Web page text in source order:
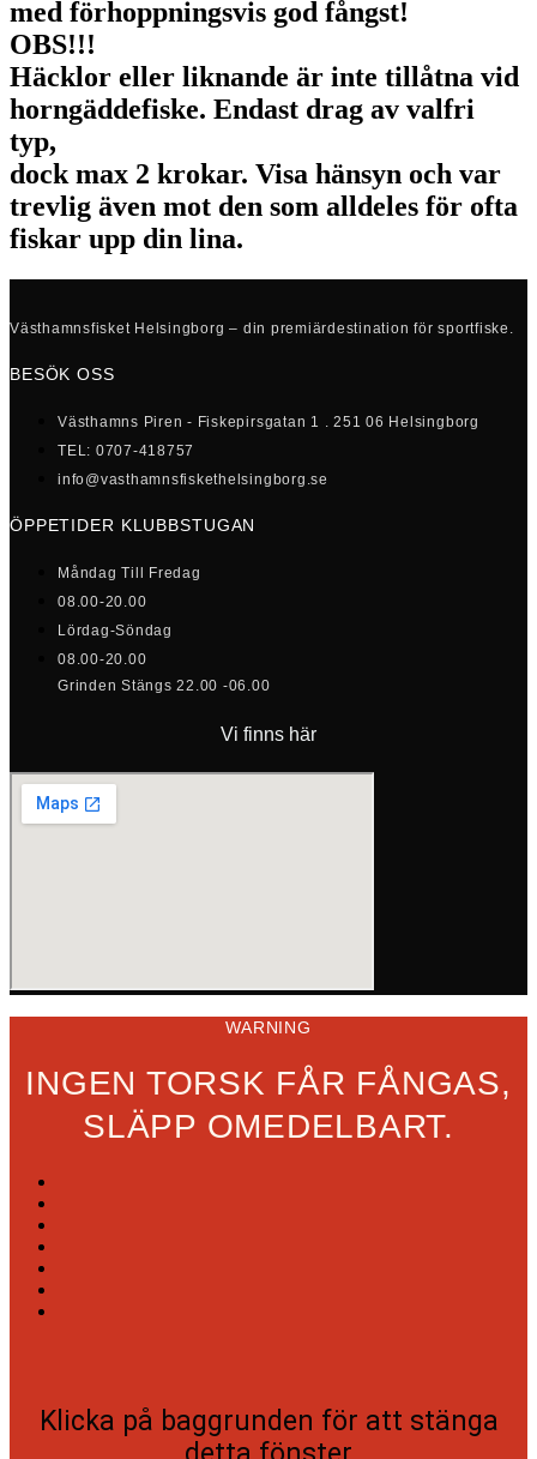
med förhoppningsvis god fångst!
OBS!!!
Häcklor eller liknande är inte tillåtna vid
horngäddefiske. Endast drag av valfri
typ,
dock max 2 krokar. Visa hänsyn och var
trevlig även mot den som alldeles för ofta
fiskar upp din lina.
Västhamnsfisket Helsingborg – din premiärdestination för sportfiske.
BESÖK OSS
Västhamns Piren - Fiskepirsgatan 1 . 251 06 Helsingborg
TEL: 0707-418757
info@vasthamnsfiskethelsingborg.se
ÖPPETIDER KLUBBSTUGAN
Måndag Till Fredag
08.00-20.00
Lördag-Söndag
08.00-20.00
Grinden Stängs 22.00 -06.00
Vi finns här
WARNING
INGEN TORSK FÅR FÅNGAS,
SLÄPP OMEDELBART.
Klicka på baggrunden för att stänga